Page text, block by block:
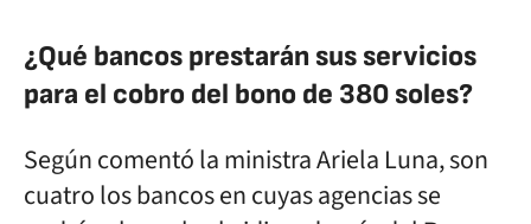
¿Qué bancos prestarán sus servicios
para el cobro del bono de 380 soles?
Según comentó la ministra Ariela Luna, son
cuatro los bancos en cuyas agencias se